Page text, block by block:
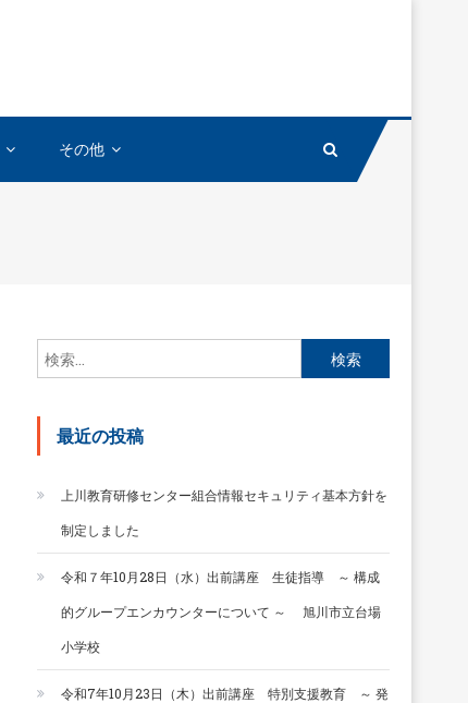
その他
索:
最近の投稿
上川教育研修センター組合情報セキュリティ基本方針を
制定しました
令和７年10月28日（水）出前講座 生徒指導 ～ 構成
的グループエンカウンターについて ～ 旭川市立台場
小学校
令和7年10月23日（木）出前講座 特別支援教育 ～ 発